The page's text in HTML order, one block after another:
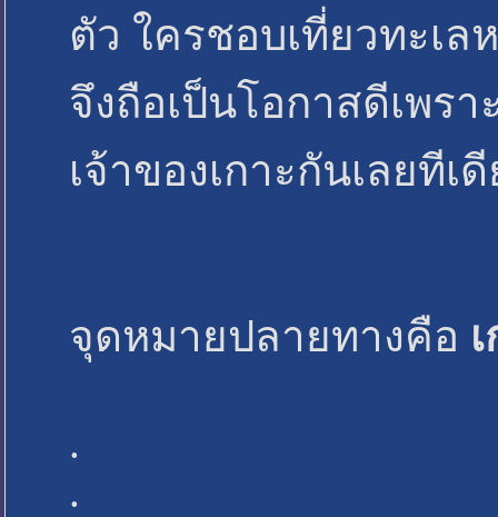
ตัว ใครชอบเที่ยวทะเล
จึงถือเป็นโอกาสดีเพร
เจ้าของเกาะกันเลยทีเ
จุดหมายปลายทางคือ
.
.